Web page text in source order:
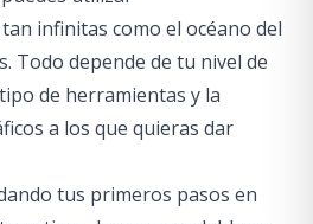
infinitas como el océano del
Todo depende de tu nivel de
de herramientas y la
a los que quieras dar
tus primeros pasos en